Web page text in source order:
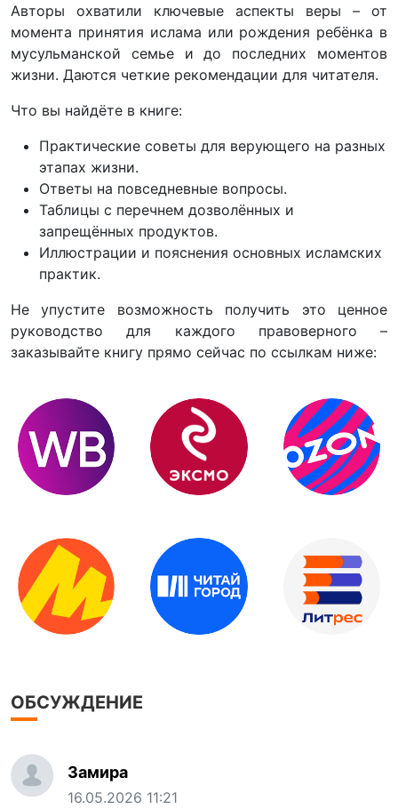
Авторы охватили ключевые аспекты веры – от
момента принятия ислама или рождения ребёнка в
мусульманской семье и до последних моментов
жизни. Даются четкие рекомендации для читателя.
Что вы найдёте в книге:
Практические советы для верующего на разных
этапах жизни.
Ответы на повседневные вопросы.
Таблицы с перечнем дозволённых и
запрещённых продуктов.
Иллюстрации и пояснения основных исламских
практик.
Не упустите возможность получить это ценное
руководство для каждого правоверного –
заказывайте книгу прямо сейчас по ссылкам ниже:
ОБСУЖДЕНИЕ
Замира
16.05.2026 11:21